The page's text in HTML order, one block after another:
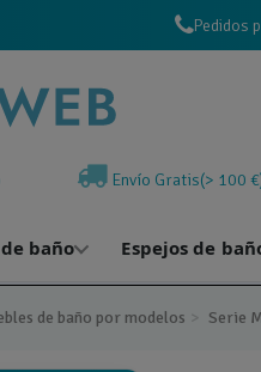
Pedidos
Envío Gratis(> 100
baño Espejos de
de baño por modelos Serie